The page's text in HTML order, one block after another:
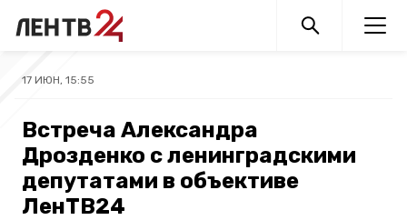
17 ИЮН, 15:55
Встреча Александра
Дрозденко с ленинградскими
депутатами в объективе
ЛенТВ24